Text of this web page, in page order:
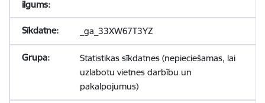
_ga_33XW67T3YZ
Statistikas sīkdatnes (nepieciešamas, lai
uzlabotu vietnes darbību un
pakalpojumus)